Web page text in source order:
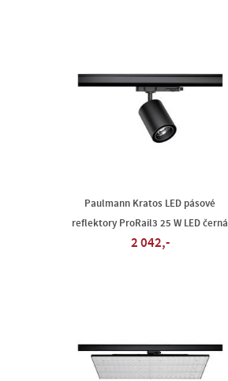
Paulmann Kratos LED pásové
reflektory ProRail3 25 W LED černá
2 042,-